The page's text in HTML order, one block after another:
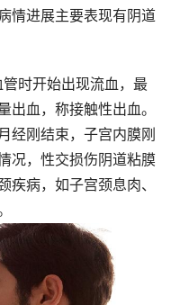
情进展主要表现有阴道
时开始出现流血，最
出血，称接触性出血。
经刚结束，子宫内膜刚
况，性交损伤阴道粘膜
疾病，如子宫颈息肉、